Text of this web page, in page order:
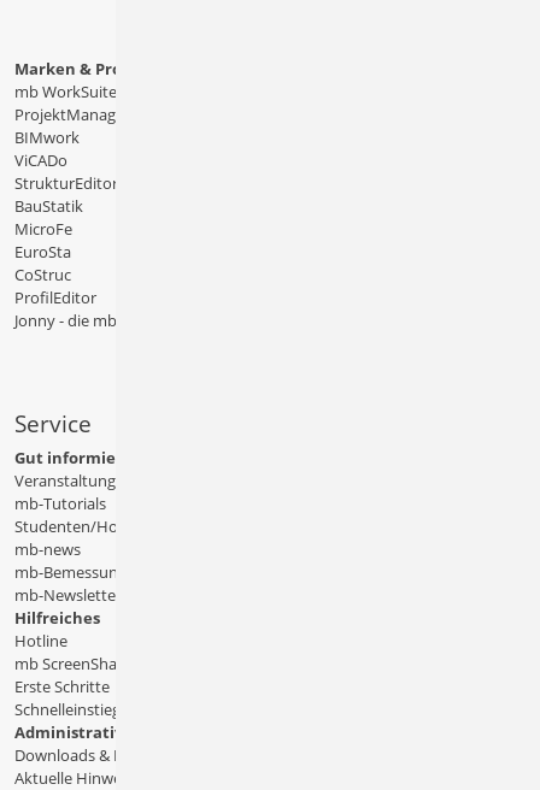
Marken & Produkte
mb WorkSuite
ProjektManager
BIMwork
ViCADo
StrukturEditor
BauStatik
MicroFe
EuroSta
CoStruc
ProfilEditor
Jonny - die mb-App
Service
Gut informiert
Veranstaltungen
mb-Tutorials
Studenten/Hochschule
mb-news
mb-Bemessungstafeln
mb-Newsletter
Hilfreiches
Hotline
mb ScreenShare
Erste Schritte
Schnelleinstiege & Doku
Administratives
Downloads & Patches
Aktuelle Hinweise